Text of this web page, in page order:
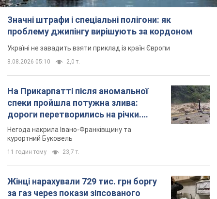
Значні штрафи і спеціальні полігони: як
проблему джипінгу вирішують за кордоном
Україні не завадить взяти приклад із країн Європи
8.08.2026 05:10 2,0 т.
На Прикарпатті після аномальної
спеки пройшла потужна злива:
дороги перетворились на річки.
Відео
Негода накрила Івано-Франківщину та
курортний Буковель
11 годин тому 23,7 т.
Жінці нарахували 729 тис. грн боргу
за газ через покази зіпсованого